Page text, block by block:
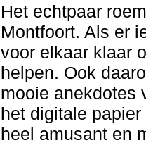
Het echtpaar
Montfoort. Als er
voor elkaar klaar
helpen. Ook
mooie anekdotes
het digitale
heel amusant en